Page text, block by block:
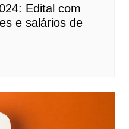
Edital com
e salários de